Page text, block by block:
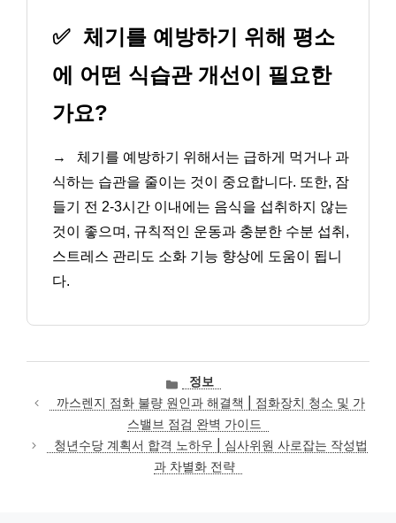
✅ 체기를 예방하기 위해 평소
에 어떤 식습관 개선이 필요한
가요?
→
체기를 예방하기 위해서는 급하게 먹거나 과
식하는 습관을 줄이는 것이 중요합니다. 또한, 잠
들기 전 2-3시간 이내에는 음식을 섭취하지 않는
것이 좋으며, 규칙적인 운동과 충분한 수분 섭취,
스트레스 관리도 소화 기능 향상에 도움이 됩니
다.
카
테
고
리
정보
까스렌지 점화 불량 원인과 해결책 | 점화장치 청소 및 가
스밸브 점검 완벽 가이드
청년수당 계획서 합격 노하우 | 심사위원 사로잡는 작성법
과 차별화 전략